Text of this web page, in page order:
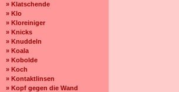
» Klatschende
» Klo
» Kloreiniger
» Knicks
» Knuddeln
» Koala
» Kobolde
» Koch
» Kontaktlinsen
» Kopf gegen die Wand